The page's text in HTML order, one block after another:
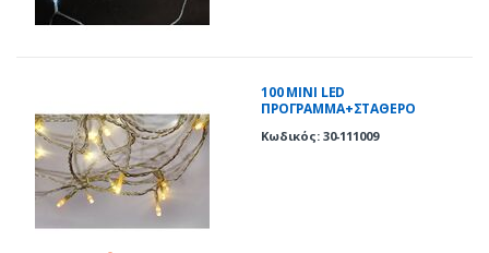
100 ΜΙΝΙ LED
ΠΡΟΓΡΑΜΜΑ+ΣΤΑΘΕΡΟ
Κωδικός: 30-111009